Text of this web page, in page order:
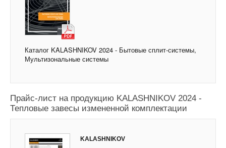
Каталог KALASHNIKOV 2024 - Бытовые сплит-системы,
Мультизональные системы
Прайс-лист на продукцию KALASHNIKOV 2024 -
Тепловые завесы измененной комплектации
KALASHNIKOV